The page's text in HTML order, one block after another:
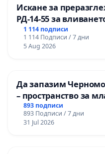
Искане за
РД-14-55 за
гимназия по
Професионалната
мениджмънт – гр.
1 114 подписи
1 114 Подписи / 7 дни
5 Aug 2026
Да запазим
– пространство за
893 подписи
893 Подписи / 7 дни
31 Jul 2026